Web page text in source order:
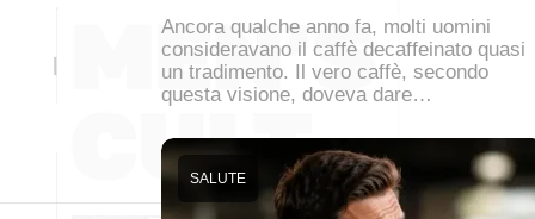
Ancora qualche anno fa, molti uomini
consideravano il caffè decaffeinato quasi
un tradimento. Il vero caffè, secondo
questa visione, doveva dare…
SALUTE